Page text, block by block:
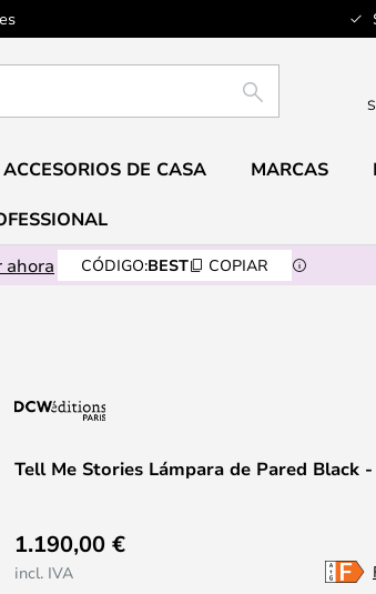
BUSCAR
ACCESORIOS DE CASA MARCAS
ahora CÓDIGO:BEST COPIAR
Tell Me Stories Lámpara de Pared Black
1.190,00 €
incl. IVA